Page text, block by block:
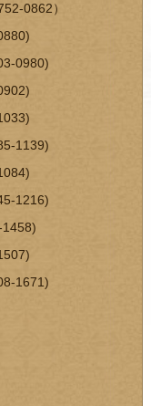
0862）
0980)
1139)
1216)
1458)
1671)